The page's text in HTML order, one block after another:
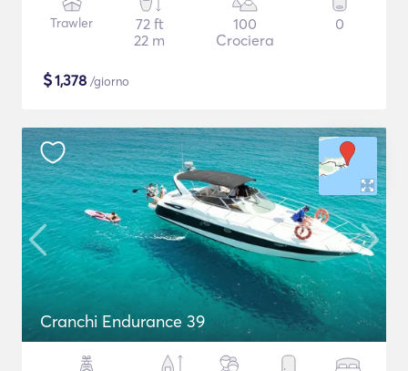
Trawler
72 ft
22 m
100
Crociera
0
$1,378 /giorno
Cranchi Endurance 39